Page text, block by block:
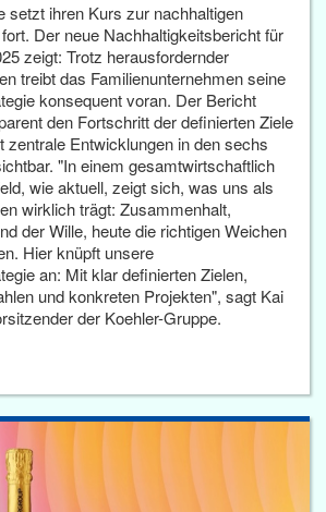
setzt ihren Kurs zur nachhaltigen
Der neue Nachhaltigkeitsbericht für
zeigt: Trotz herausfordernder
treibt das Familienunternehmen seine
konsequent voran. Der Bericht
den Fortschritt der definierten Ziele
zentrale Entwicklungen in den sechs
"In einem gesamtwirtschaftlich
wie aktuell, zeigt sich, was uns als
wirklich trägt: Zusammenhalt,
der Wille, heute die richtigen Weichen
Hier knüpft unsere
an: Mit klar definierten Zielen,
und konkreten Projekten", sagt Kai
der Koehler-Gruppe.